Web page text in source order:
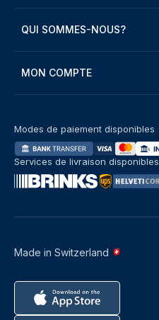
QUI SOMMES-NOUS?
MON COMPTE
Made in Switzerland
Modes de paiement disponibles
Services de livraison disponibles